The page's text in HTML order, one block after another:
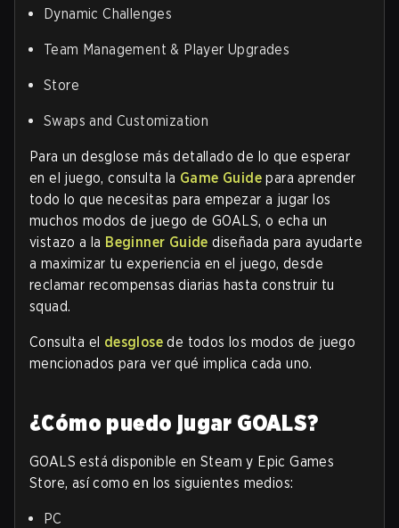
Dynamic Challenges
Team Management & Player Upgrades
Store
Swaps and Customization
Para un desglose más detallado de lo que esperar
en el juego, consulta la Game Guide para aprender
todo lo que necesitas para empezar a jugar los
muchos modos de juego de GOALS, o echa un
vistazo a la Beginner Guide diseñada para ayudarte
a maximizar tu experiencia en el juego, desde
reclamar recompensas diarias hasta construir tu
squad.
Consulta el desglose de todos los modos de juego
mencionados para ver qué implica cada uno.
¿Cómo puedo jugar GOALS?
GOALS está disponible en Steam y Epic Games
Store, así como en los siguientes medios:
PC